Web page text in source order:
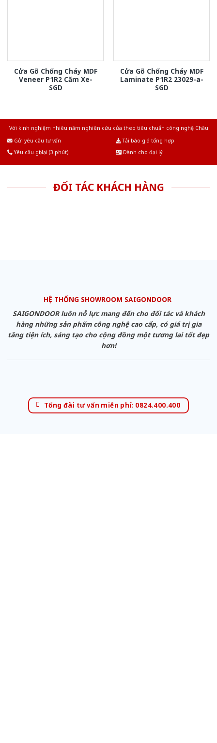
Cửa Gỗ Chống Cháy MDF
Veneer P1R2 Căm Xe-
SGD
Cửa Gỗ Chống Cháy MDF
Laminate P1R2 23029-a-
SGD
Với kinh nghiệm nhiêu năm nghiên cứu cửa theo tiêu chuẩn công nghệ Châu
Gửi yêu cầu tư vấn
Tải báo giá tổng hợp
Yêu cầu gọi lại (3 phút)
Dành cho đại lý
ĐỐI TÁC KHÁCH HÀNG
HỆ THỐNG SHOWROOM SAIGONDOOR
SAIGONDOOR luôn nỗ lực mang đến cho đối tác và khách
hàng những sản phẩm công nghệ cao cấp, có giá trị gia
tăng tiện ích, sáng tạo cho cộng đồng một tương lai tốt đẹp
hơn!
Tổng đài tư vấn miễn phí: 0824.400.400